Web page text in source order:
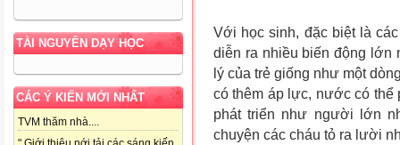
TÀI NGUYÊN DẠY HỌC
CÁC Ý KIẾN MỚI NHẤT
TVM thăm nhà....
Với học sinh, đặc biệt là
diễn ra nhiều biến động lớn
lý của trẻ giống như một
có thêm áp lực, nước có thể
phát triển như người lớn
chuyện các cháu tỏ ra lười